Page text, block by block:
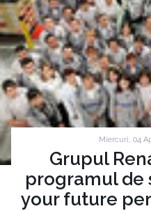
Miercuri, 04
Grupul
programul de
your future